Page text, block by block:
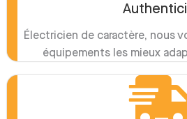
Électricien de caractère, nous
équipements les mieux